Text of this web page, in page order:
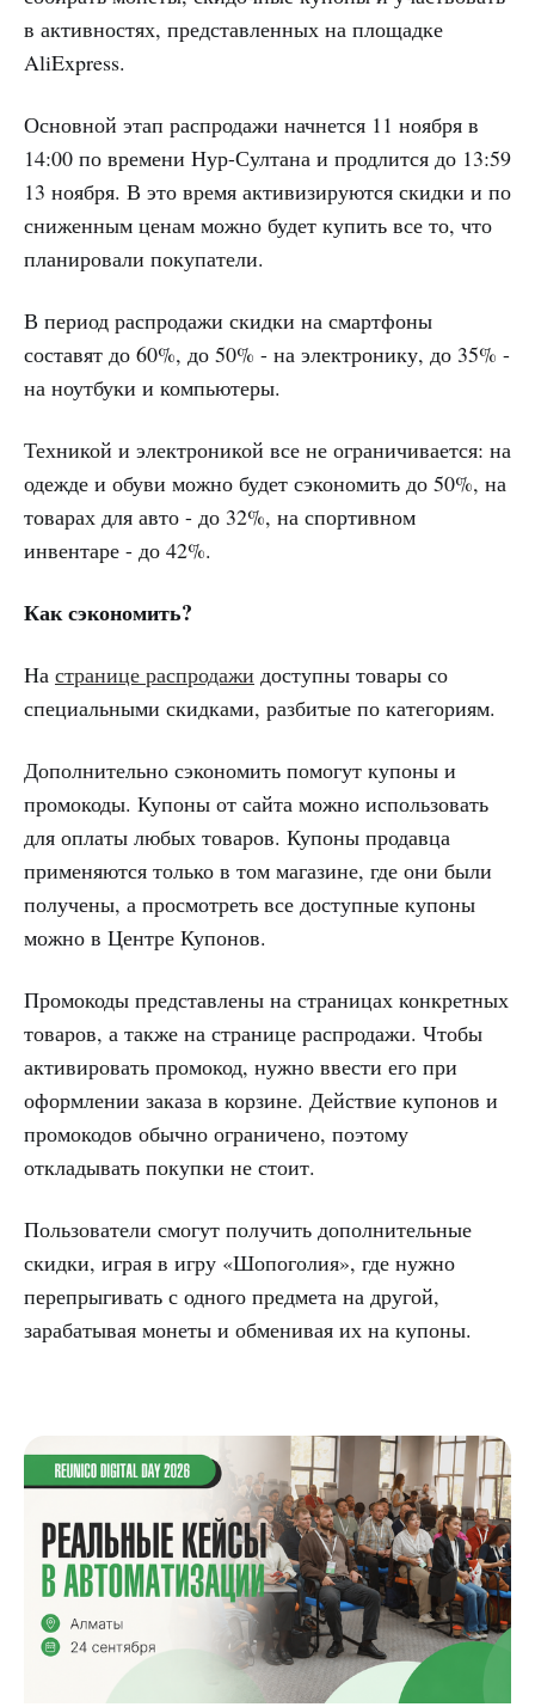
в активностях, представленных на площадке
AliExpress.
Основной этап распродажи начнется 11 ноября в
14:00 по времени Нур-Султана и продлится до 13:59
13 ноября. В это время активизируются скидки и по
сниженным ценам можно будет купить все то, что
планировали покупатели.
В период распродажи скидки на смартфоны
составят до 60%, до 50% - на электронику, до 35% -
на ноутбуки и компьютеры.
Техникой и электроникой все не ограничивается: на
одежде и обуви можно будет сэкономить до 50%, на
товарах для авто - до 32%, на спортивном
инвентаре - до 42%.
Как сэкономить?
На странице распродажи доступны товары со
специальными скидками, разбитые по категориям.
Дополнительно сэкономить помогут купоны и
промокоды. Купоны от сайта можно использовать
для оплаты любых товаров. Купоны продавца
применяются только в том магазине, где они были
получены, а просмотреть все доступные купоны
можно в Центре Купонов.
Промокоды представлены на страницах конкретных
товаров, а также на странице распродажи. Чтобы
активировать промокод, нужно ввести его при
оформлении заказа в корзине. Действие купонов и
промокодов обычно ограничено, поэтому
откладывать покупки не стоит.
Пользователи смогут получить дополнительные
скидки, играя в игру «Шопоголия», где нужно
перепрыгивать с одного предмета на другой,
зарабатывая монеты и обменивая их на купоны.